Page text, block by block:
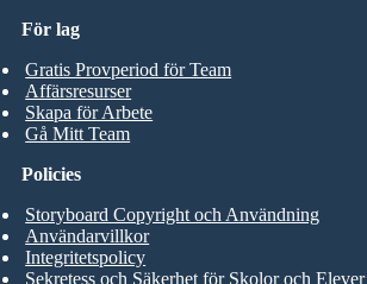
För lag
Gratis Provperiod för Team
Affärsresurser
Skapa för Arbete
Gå Mitt Team
Policies
Storyboard Copyright och Användning
Användarvillkor
Integritetspolicy
Sekretess och Säkerhet för Skolor och Elever